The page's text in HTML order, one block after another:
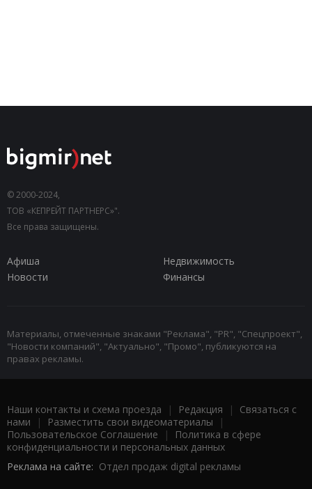
© 2000-2024,
ТОВ «КЕПРЕЙТ ПАРТНЕРС»".
Все права защищены.
Афиша
Недвижимость
Новости
Финансы
Материалы, отмеченные знаками "Реклама", "PR", "Спецпроект",
"Новости компаний", "Актуально", "Промо", публикуются на
правах рекламы.
Наши контакты и схема проезда | Редакция | Связаться с
нами | Разместить свои видеоматериалы |
Пользовательское Соглашение |
Политика в сфере
конфиденциальности и персональных данных
Реклама на сайте: Отдел продаж digital рекламы